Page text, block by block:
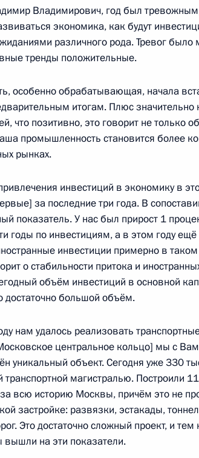
Москвы
13:15
с мэром Москвы Сергеем
13:00
«Космос» на ВДНХ
15:10
Москвы Сергеем Собяниным и
17:45
Совета по противодействию
17:00
Госсовета по вопросам
Владимирович, год был
экономика, как будут
различного рода. Тревог
тренды положительные.
особенно обрабатывающая, начала
итогам. Плюс значительно
что позитивно, это говорит не только
промышленность становится более
рынках.
инвестиций в экономику в
за последние три года. В
показатель. У нас был прирост 1
годы по инвестициям, а в этом году
инвестиции примерно в
о стабильности притока и
объём инвестиций в основной
достаточно большой объём.
нам удалось реализовать
центральное кольцо] мы с
уникальный объект. Сегодня уже 330
транспортной магистралью. Построили
всю историю Москвы, причём это не
застройке: развязки, эстакады,
Это достаточно сложный проект, и
вышли на эти показатели.